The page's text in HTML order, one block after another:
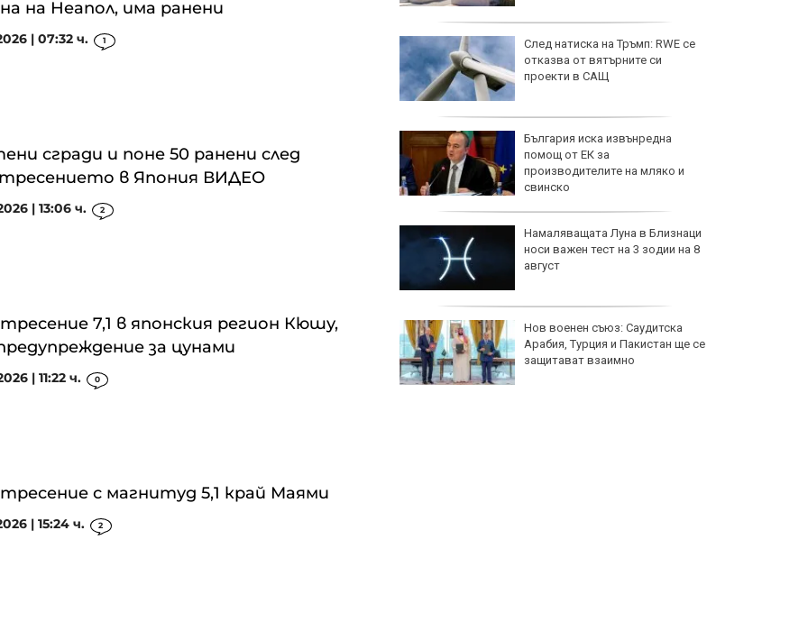
на Неапол, има ранени
| 07:32 ч. 1
сгради и поне 50 ранени след
в Япония ВИДЕО
| 13:06 ч. 2
7,1 в японския регион Кюшу,
за цунами
| 11:22 ч. 0
с магнитуд 5,1 край Маями
| 15:24 ч. 2
водеща роля в европейския
сектор на сливания и
придобивания
Подписан е петгодишен договор
за сметосъбиране за „Слатина“,
След натиска на Тръмп: RWE се
отказва от вятърните си
проекти в САЩ
България иска извънредна
помощ от ЕК за
производителите на мляко и
свинско
Намаляващата Луна в Близнаци
носи важен тест на 3 зодии на 8
август
Нов военен съюз: Саудитска
Арабия, Турция и Пакистан ще се
защитават взаимно